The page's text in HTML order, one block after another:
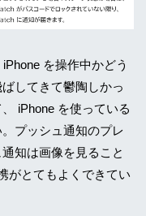
を操作中かどう
してきて鬱陶しかっ
iPhone を使っている
プッシュ通知のプレ
知は画像を見ること
がとてもよくできてい